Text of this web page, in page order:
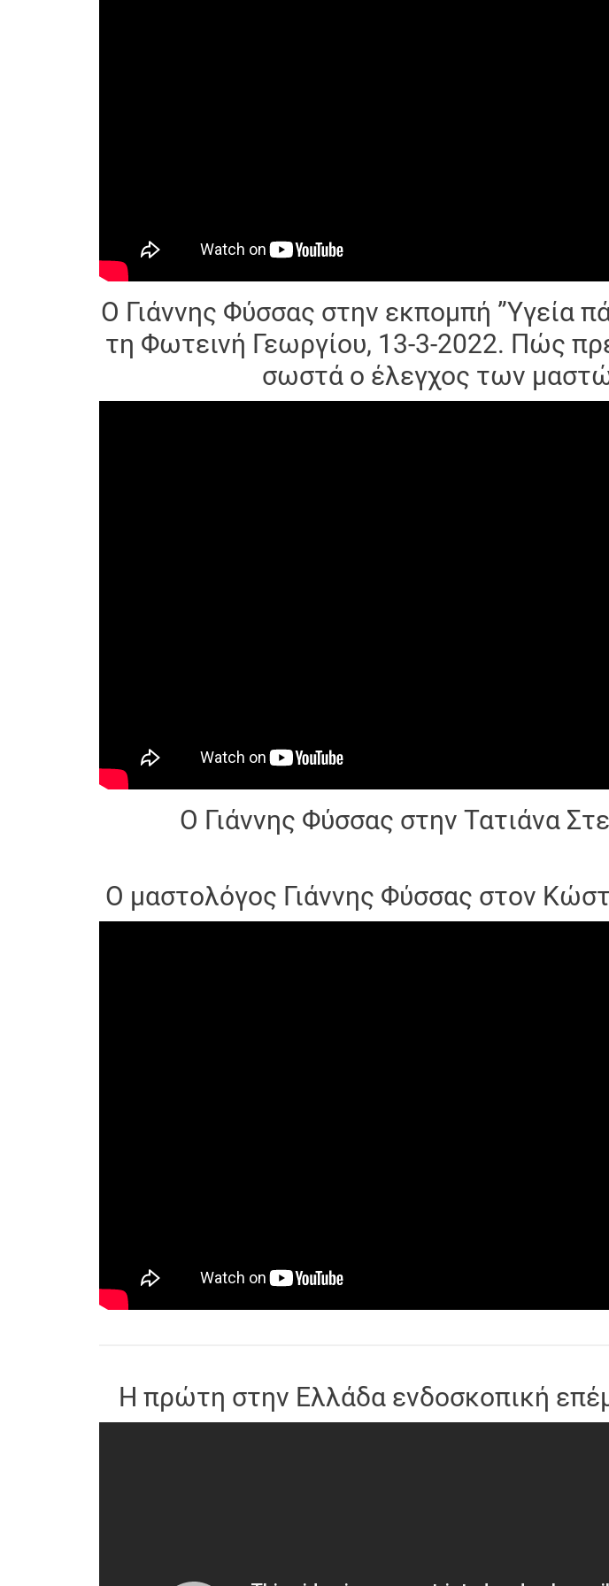
Ο Γιάννης Φύσσας στην εκπομπή ”Υγεία
τη Φωτεινή Γεωργίου, 13-3-2022. Πώς
σωστά ο έλεγχος των
Ο Γιάννης Φύσσας στην Τατιάνα
Ο μαστολόγος Γιάννης Φύσσας στον
Η πρώτη στην Ελλάδα ενδοσκοπική